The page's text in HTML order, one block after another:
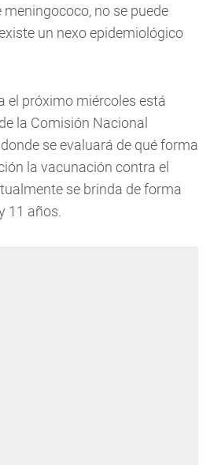
no se puede
un nexo epidemiológico
el próximo miércoles está
la Comisión Nacional
se evaluará de qué forma
la vacunación contra el
se brinda de forma
11 años.